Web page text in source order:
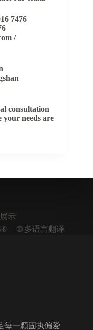
7476
/
consultation
your needs are
示
🌐 多语言翻译
每一颗固执偏爱